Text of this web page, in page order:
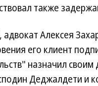
также
Алексея
его клиент
назначил
Деджалдети и